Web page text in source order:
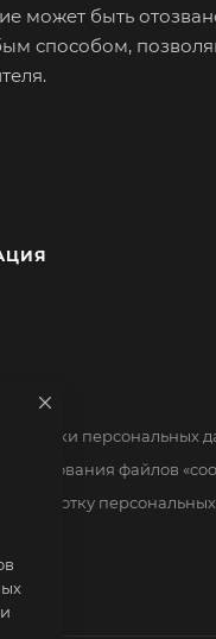
может быть
способом,
персональных
файлов
обработку